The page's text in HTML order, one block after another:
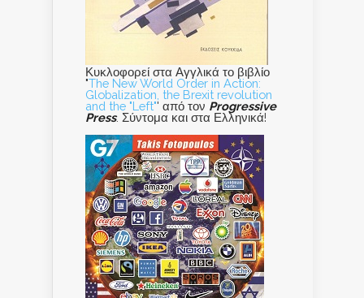
Κυκλοφορεί στα Αγγλικά το βιβλίο
"The New World Order in Action:
Globalization, the Brexit revolution
and the "Left"' από τον Progressive
Press. Σύντομα και στα Ελληνικά!